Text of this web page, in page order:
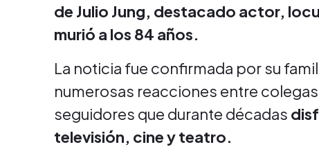
de Julio Jung, destacado actor,
murió a los 84 años.
La noticia fue confirmada por su
numerosas reacciones entre
seguidores que durante décadas
televisión, cine y teatro.